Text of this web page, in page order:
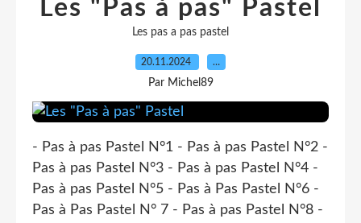
Les "Pas à pas" Pastel
Les pas a pas pastel
20.11.2024 …
Par Michel89
- Pas à pas Pastel N°1 - Pas à pas Pastel N°2 -
Pas à pas Pastel N°3 - Pas à pas Pastel N°4 -
Pas à pas Pastel N°5 - Pas à Pas Pastel N°6 -
Pas à Pas Pastel N° 7 - Pas à pas Pastel N°8 -